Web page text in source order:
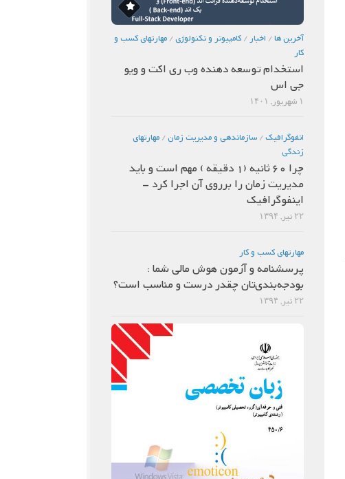
آخرین ها/ اخبار / كامپيوتر و تكنولوژي/ مهارتهاي كسب و
كار
استخدام توسعه دهنده وب ری اکت و ویو
جی اس
۱ شهریور, ۱۴۰۱
انفوگرافیک/ سازماندهي و مديريت زمان/ مهارتهاي
زندگي
چرا 60 ثانیه (1 دقیقه ) مهم است و باید
مدیریت زمان را برروی آن اجرا کرد –
اینفوگرافیک
۲۲ تیر, ۱۳۹۴
مهارتهاي كسب و كار
پرسشنامه و آزمون هوش مالی شما :
بودجه‌بندی‌تان چقدر درست و مناسب است؟
۲۲ تیر, ۱۳۹۴